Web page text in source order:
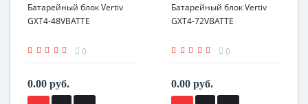
Батарейный блок Vertiv
GXT4-48VBATTE
0
0.00 руб.
Батарейный блок Vertiv
GXT4-72VBATTE
0
0.00 руб.